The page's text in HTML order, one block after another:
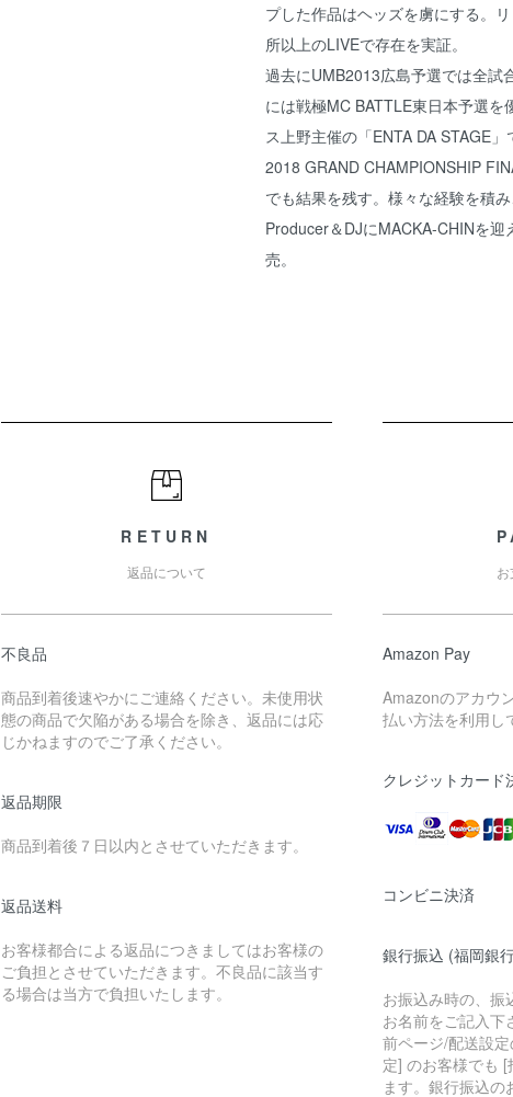
プした作品はヘッズを虜にする。
所以上のLIVEで存在を実証。
過去にUMB2013広島予選では全試
には戦極MC BATTLE東日本予選を
ス上野主催の「ENTA DA STAGE
2018 GRAND CHAMPIONSHIP
でも結果を残す。様々な経験を積
Producer＆DJにMACKA-CHINを迎
売。
RETURN
返品について
不良品
商品到着後速やかにご連絡ください。未使用状
態の商品で欠陥がある場合を除き、返品には応
じかねますのでご了承ください。
返品期限
商品到着後７日以内とさせていただきます。
返品送料
お客様都合による返品につきましてはお客様の
ご負担とさせていただきます。不良品に該当す
る場合は当方で負担いたします。
Amazon Pay
Amazonのアカウ
払い方法を利用し
クレジットカード
コンビニ決済
銀行振込 (福岡銀
お振込み時の、振
お名前をご記入下
前ページ/配送設
定] のお客様でも
ます。銀行振込